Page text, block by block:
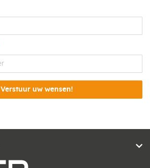
Verstuur uw wensen!